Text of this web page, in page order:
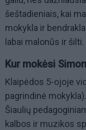
šeštadieniais, kai
mokykla ir
labai malonūs ir šilti.
Kur mokėsi
Klaipėdos 5-ojoje
pagrindinė mokykla).
Šiaulių
kalbos ir muzikos